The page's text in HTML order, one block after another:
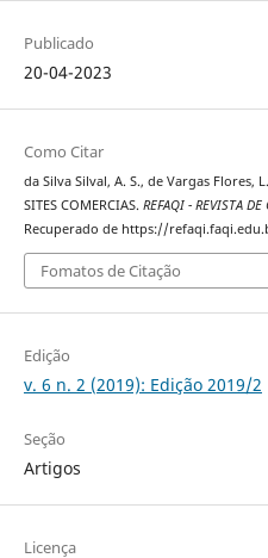
Publicado
20-04-2023
Como Citar
da Silva Silval, A. S., de Vargas Flores,
SITES COMERCIAS. REFAQI - REVISTA DE
Recuperado de https://
Fomatos de Citação
Edição
v. 6 n. 2 (2019): Edição 2019/2
Seção
Artigos
Licença